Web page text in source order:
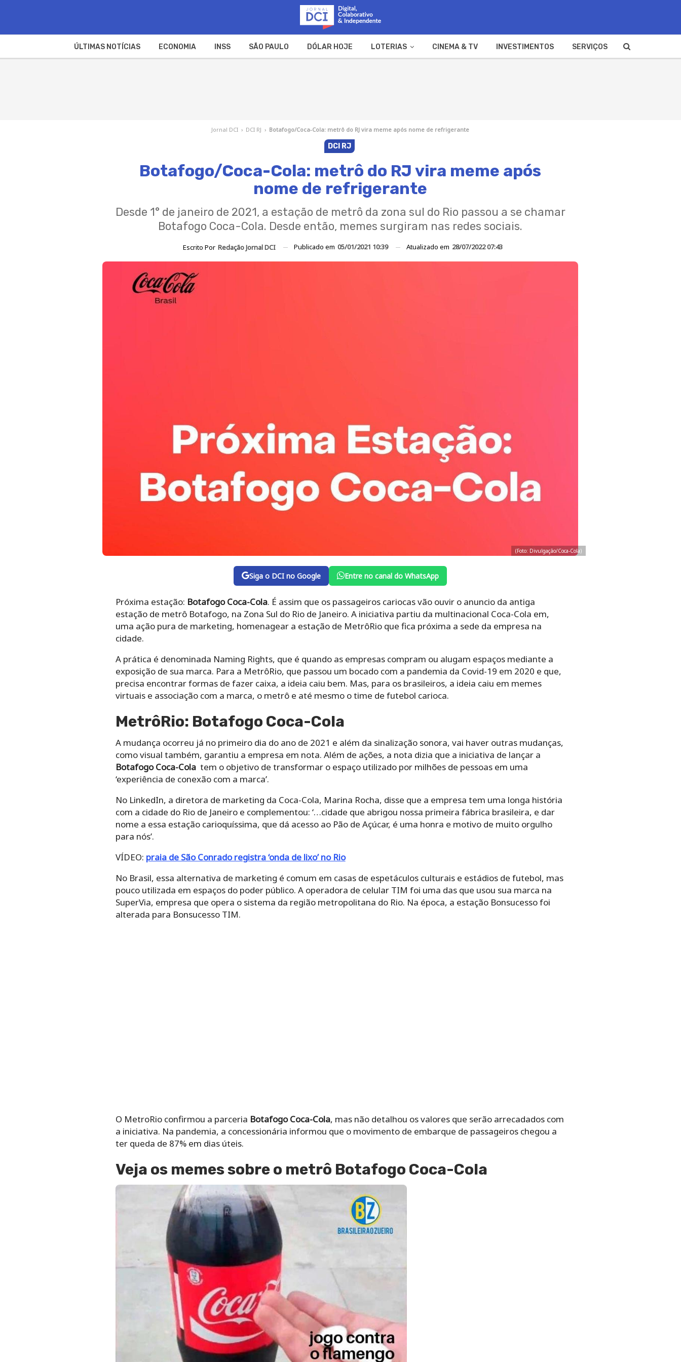
ÚLTIMAS NOTÍCIAS ECONOMIA INSS SÃO PAULO DÓLAR HOJE LOTERIAS CINEMA & TV INVESTIMENTOS SERVIÇOS
Jornal DCI › DCI RJ › Botafogo/Coca-Cola: metrô do RJ vira meme após nome de refrigerante
DCI RJ
Botafogo/Coca-Cola: metrô do RJ vira meme após
nome de refrigerante
Desde 1° de janeiro de 2021, a estação de metrô da zona sul do Rio passou a se chamar
Botafogo Coca-Cola. Desde então, memes surgiram nas redes sociais.
Escrito Por Redação Jornal DCI Publicado em 05/01/2021 10:39 Atualizado em 28/07/2022 07:43
(Foto: Divulgação/Coca-Cola)
Siga o DCI no Google Entre no canal do WhatsApp
Próxima estação: Botafogo Coca-Cola. É assim que os passageiros cariocas vão ouvir o anuncio da antiga
estação de metrô Botafogo, na Zona Sul do Rio de Janeiro. A iniciativa partiu da multinacional Coca-Cola em,
uma ação pura de marketing, homenagear a estação de MetrôRio que fica próxima a sede da empresa na
cidade.
A prática é denominada Naming Rights, que é quando as empresas compram ou alugam espaços mediante a
exposição de sua marca. Para a MetrôRio, que passou um bocado com a pandemia da Covid-19 em 2020 e que,
precisa encontrar formas de fazer caixa, a ideia caiu bem. Mas, para os brasileiros, a ideia caiu em memes
virtuais e associação com a marca, o metrô e até mesmo o time de futebol carioca.
MetrôRio: Botafogo Coca-Cola
A mudança ocorreu já no primeiro dia do ano de 2021 e além da sinalização sonora, vai haver outras mudanças,
como visual também, garantiu a empresa em nota. Além de ações, a nota dizia que a iniciativa de lançar a
Botafogo Coca-Colatem o objetivo de transformar o espaço utilizado por milhões de pessoas em uma
‘experiência de conexão com a marca’.
No LinkedIn, a diretora de marketing da Coca-Cola, Marina Rocha, disse que a empresa tem uma longa história
com a cidade do Rio de Janeiro e complementou: ‘…cidade que abrigou nossa primeira fábrica brasileira, e dar
nome a essa estação carioquíssima, que dá acesso ao Pão de Açúcar, é uma honra e motivo de muito orgulho
para nós’.
VÍDEO: praia de São Conrado registra ‘onda de lixo’ no Rio
No Brasil, essa alternativa de marketing é comum em casas de espetáculos culturais e estádios de futebol, mas
pouco utilizada em espaços do poder público. A operadora de celular TIM foi uma das que usou sua marca na
SuperVia, empresa que opera o sistema da região metropolitana do Rio. Na época, a estação Bonsucesso foi
alterada para Bonsucesso TIM.
O MetroRio confirmou a parceria Botafogo Coca-Cola, mas não detalhou os valores que serão arrecadados com
a iniciativa. Na pandemia, a concessionária informou que o movimento de embarque de passageiros chegou a
ter queda de 87% em dias úteis.
Veja os memes sobre o metrô Botafogo Coca-Cola